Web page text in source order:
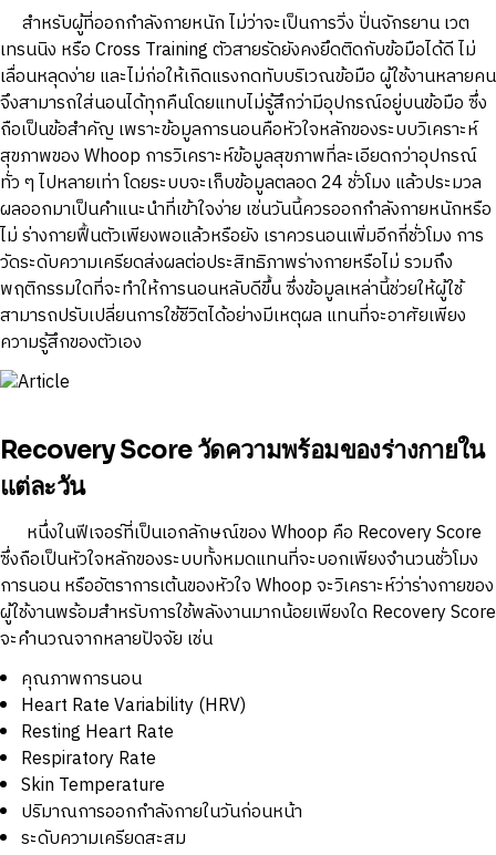
สำหรับผู้ที่ออกกำลังกายหนัก ไม่ว่าจะเป็นการวิ่ง ปั่นจักรยาน เวต
เทรนนิง หรือ Cross Training ตัวสายรัดยังคงยึดติดกับข้อมือได้ดี ไม่
เลื่อนหลุดง่าย และไม่ก่อให้เกิดแรงกดทับบริเวณข้อมือ ผู้ใช้งานหลายคน
จึงสามารถใส่นอนได้ทุกคืนโดยแทบไม่รู้สึกว่ามีอุปกรณ์อยู่บนข้อมือ ซึ่ง
ถือเป็นข้อสำคัญ เพราะข้อมูลการนอนคือหัวใจหลักของระบบวิเคราะห์
สุขภาพของ Whoop การวิเคราะห์ข้อมูลสุขภาพที่ละเอียดกว่าอุปกรณ์
ทั่ว ๆ ไปหลายเท่า โดยระบบจะเก็บข้อมูลตลอด 24 ชั่วโมง แล้วประมวล
ผลออกมาเป็นคำแนะนำที่เข้าใจง่าย เช่นวันนี้ควรออกกำลังกายหนักหรือ
ไม่ ร่างกายฟื้นตัวเพียงพอแล้วหรือยัง เราควรนอนเพิ่มอีกกี่ชั่วโมง การ
วัดระดับความเครียดส่งผลต่อประสิทธิภาพร่างกายหรือไม่ รวมถึง
พฤติกรรมใดที่จะทำให้การนอนหลับดีขึ้น ซึ่งข้อมูลเหล่านี้ช่วยให้ผู้ใช้
สามารถปรับเปลี่ยนการใช้ชีวิตได้อย่างมีเหตุผล แทนที่จะอาศัยเพียง
ความรู้สึกของตัวเอง
Recovery Score วัดความพร้อมของร่างกายใน
แต่ละวัน
หนึ่งในฟีเจอร์ที่เป็นเอกลักษณ์ของ Whoop คือ Recovery Score
ซึ่งถือเป็นหัวใจหลักของระบบทั้งหมดแทนที่จะบอกเพียงจำนวนชั่วโมง
การนอน หรืออัตราการเต้นของหัวใจ Whoop จะวิเคราะห์ว่าร่างกายของ
ผู้ใช้งานพร้อมสำหรับการใช้พลังงานมากน้อยเพียงใด Recovery Score
จะคำนวณจากหลายปัจจัย เช่น
คุณภาพการนอน
Heart Rate Variability (HRV)
Resting Heart Rate
Respiratory Rate
Skin Temperature
ปริมาณการออกกำลังกายในวันก่อนหน้า
ระดับความเครียดสะสม